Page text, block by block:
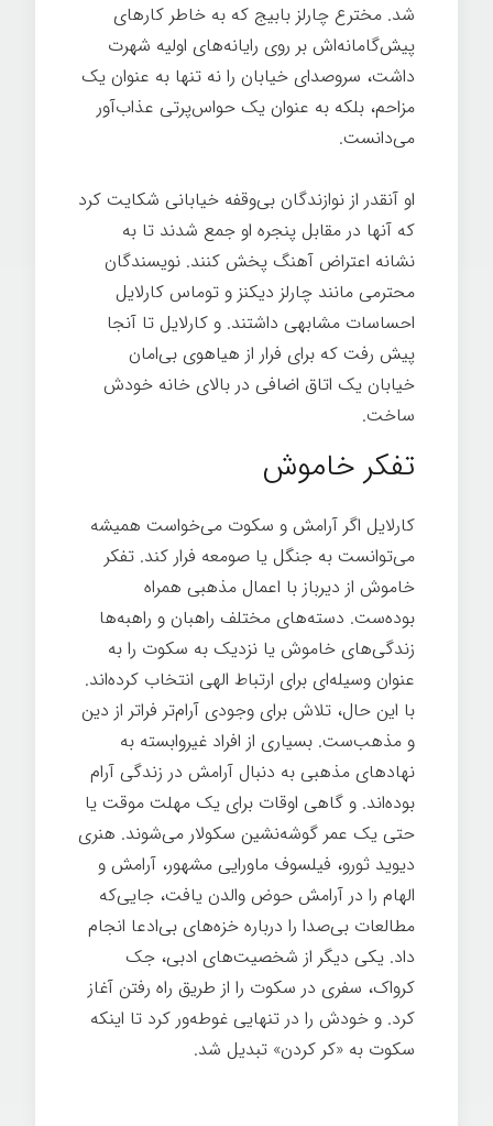
شد. مخترع چارلز بابیج که به خاطر کارهای
پیش‌گامانه‌اش بر روی رایانه‌های اولیه شهرت
داشت، سروصدای خیابان را نه تنها به عنوان یک
مزاحم، بلکه به عنوان یک حواس‌پرتی عذاب‌آور
می‌دانست.
او آنقدر از نوازندگان بی‌وقفه خیابانی شکایت کرد
که آنها در مقابل پنجره او جمع شدند تا به
نشانه اعتراض آهنگ پخش کنند. نویسندگان
محترمی مانند چارلز دیکنز و توماس کارلایل
احساسات مشابهی داشتند. و کارلایل تا آنجا
پیش رفت که برای فرار از هیاهوی بی‌امان
خیابان یک اتاق اضافی در بالای خانه خودش
ساخت.
تفکر خاموش
کارلایل اگر آرامش و سکوت می‌خواست همیشه
می‌توانست به جنگل یا صومعه فرار کند. تفکر
خاموش از دیرباز با اعمال مذهبی همراه
بوده‌ست. دسته‌های مختلف راهبان و راهبه‌ها
زندگی‌های خاموش یا نزدیک به سکوت را به
عنوان وسیله‌ای برای ارتباط الهی انتخاب کرده‌اند.
با این حال، تلاش برای وجودی آرام‌تر فراتر از دین
و مذهب‌ست. بسیاری از افراد غیروابسته به
نهادهای مذهبی به دنبال آرامش در زندگی آرام
بوده‌اند. و گاهی اوقات برای یک مهلت موقت یا
حتی یک عمر گوشه‌نشین سکولار می‌شوند. هنری
دیوید ثورو، فیلسوف ماورایی مشهور، آرامش و
الهام را در آرامش حوض والدن یافت، جایی‌که
مطالعات بی‌صدا را درباره خزه‌های بی‌ادعا انجام
داد. یکی دیگر از شخصیت‌های ادبی، جک
کرواک، سفری در سکوت را از طریق راه رفتن آغاز
کرد. و خودش را در تنهایی غوطه‌ور کرد تا اینکه
سکوت به «کر کردن» تبدیل شد.